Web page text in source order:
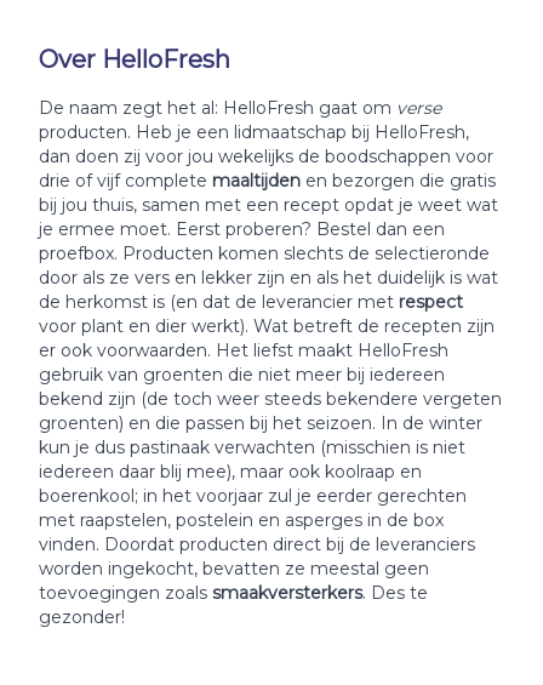
Over HelloFresh
De naam zegt het al: HelloFresh gaat om verse
producten. Heb je een lidmaatschap bij HelloFresh,
dan doen zij voor jou wekelijks de boodschappen voor
drie of vijf complete maaltijden en bezorgen die gratis
bij jou thuis, samen met een recept opdat je weet wat
je ermee moet. Eerst proberen? Bestel dan een
proefbox. Producten komen slechts de selectieronde
door als ze vers en lekker zijn en als het duidelijk is wat
de herkomst is (en dat de leverancier met respect
voor plant en dier werkt). Wat betreft de recepten zijn
er ook voorwaarden. Het liefst maakt HelloFresh
gebruik van groenten die niet meer bij iedereen
bekend zijn (de toch weer steeds bekendere vergeten
groenten) en die passen bij het seizoen. In de winter
kun je dus pastinaak verwachten (misschien is niet
iedereen daar blij mee), maar ook koolraap en
boerenkool; in het voorjaar zul je eerder gerechten
met raapstelen, postelein en asperges in de box
vinden. Doordat producten direct bij de leveranciers
worden ingekocht, bevatten ze meestal geen
toevoegingen zoals smaakversterkers. Des te
gezonder!